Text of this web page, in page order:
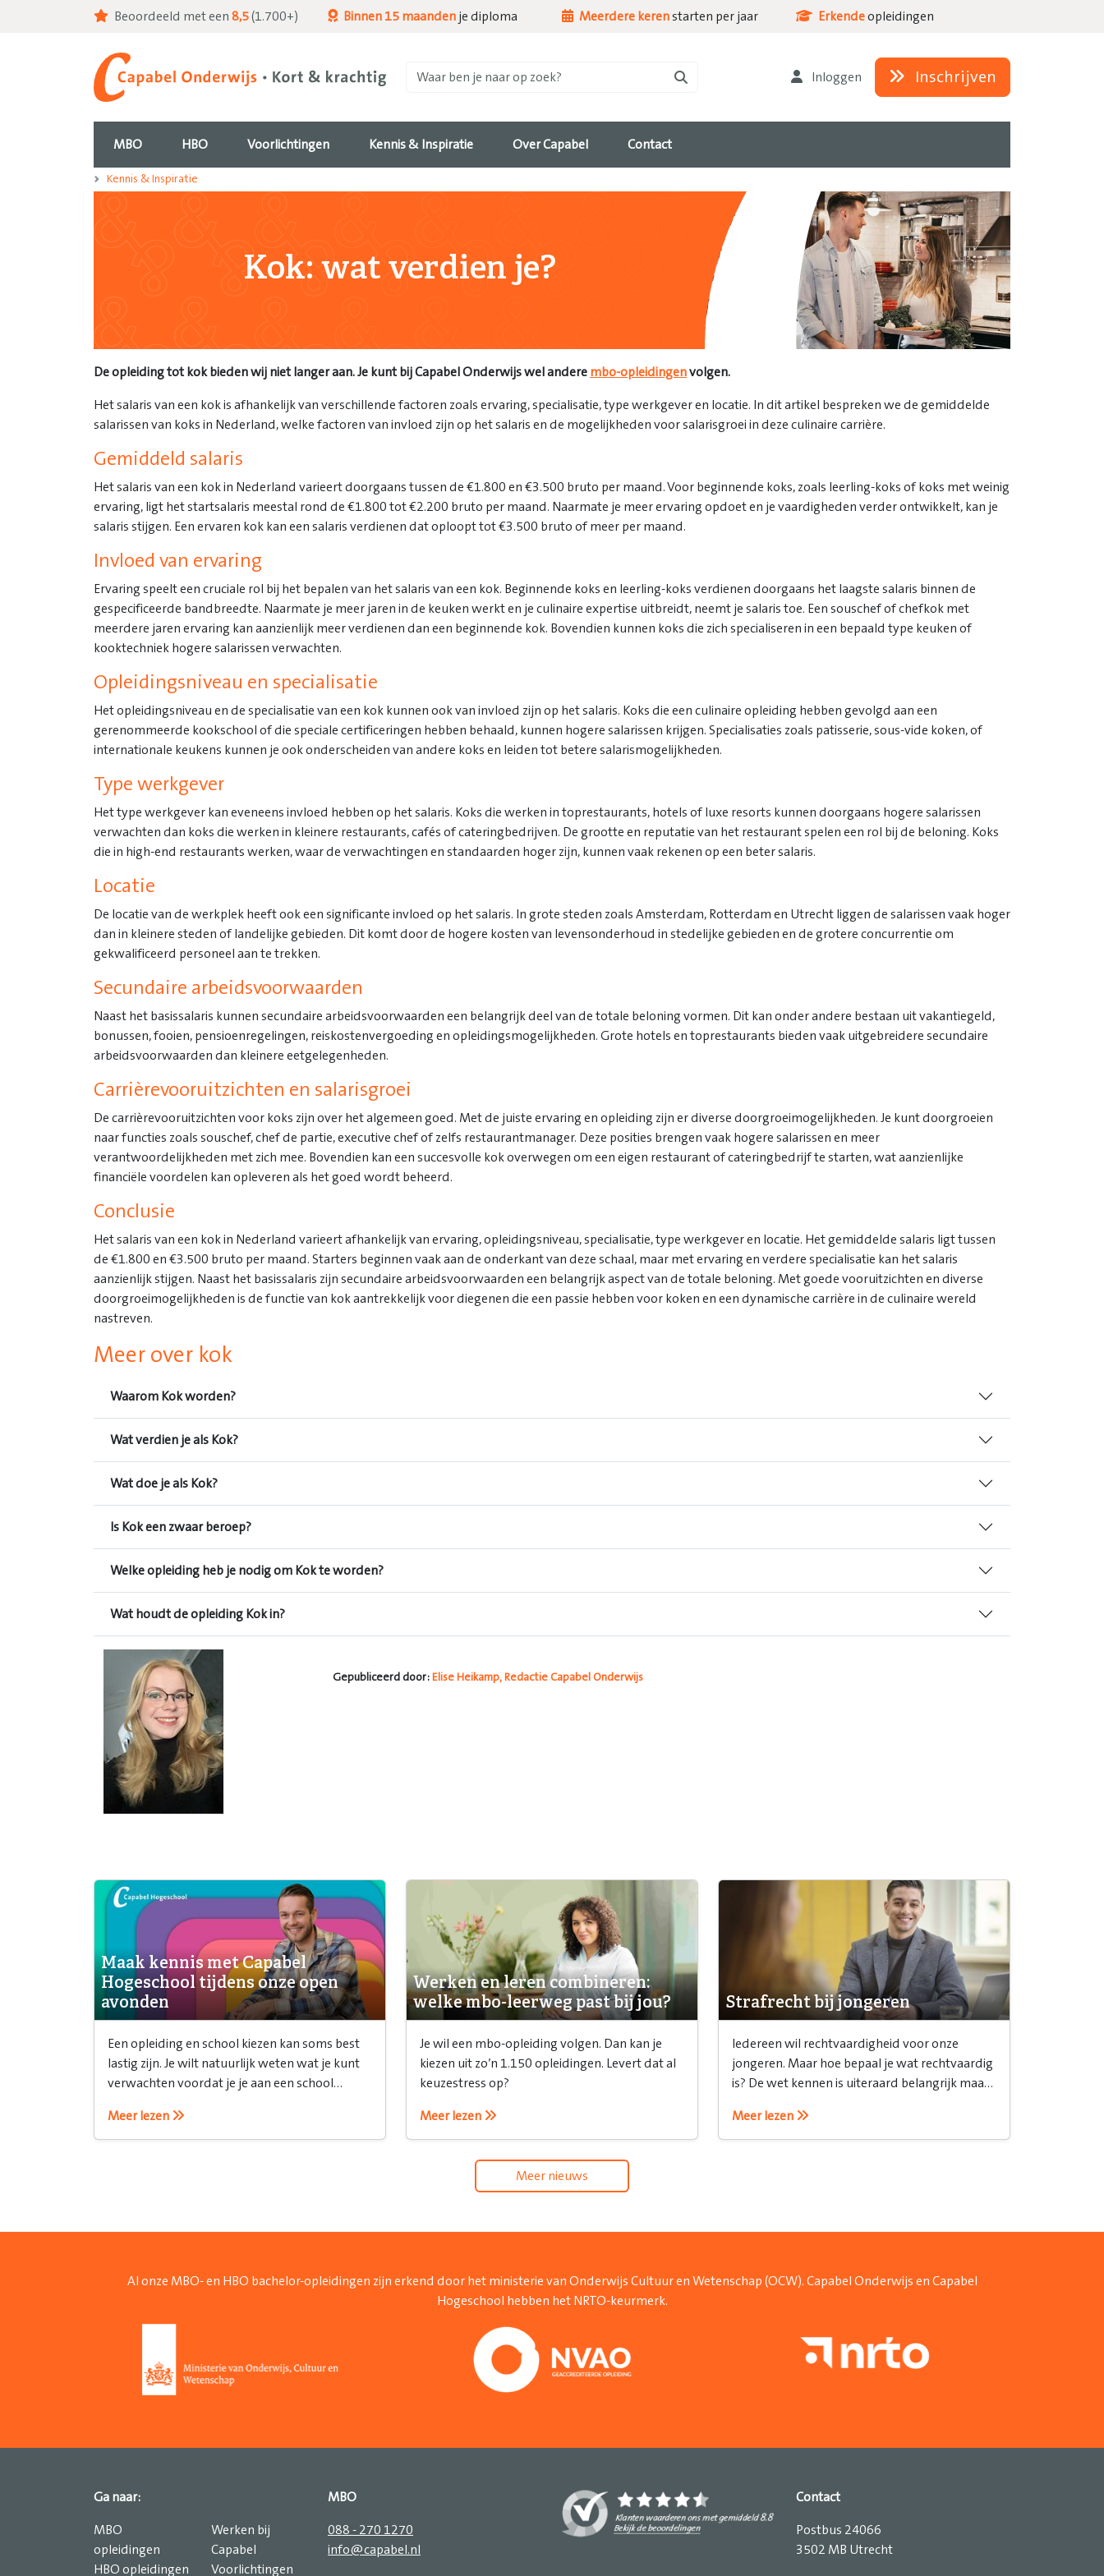
Waar ben je naar op zoek? Inloggen Inschrijven
MBO HBO Voorlichtingen Kennis & Inspiratie Over Capabel Contact
Beoordeeld met een 8,5(1.700+) Binnen 15 maanden je diploma Meerdere kerenstarten per jaar Erkendeopleidingen
Kennis & Inspiratie
Kok: wat verdien je?
De opleiding tot kok bieden wij niet langer aan. Je kunt bij Capabel Onderwijs wel andere mbo-opleidingenvolgen.
Het salaris van een kok is afhankelijk van verschillende factoren zoals ervaring, specialisatie, type werkgever en locatie. In dit artikel bespreken we de gemiddelde
salarissen van koks in Nederland, welke factoren van invloed zijn op het salaris en de mogelijkheden voor salarisgroei in deze culinaire carrière.
Gemiddeld salaris
Het salaris van een kok in Nederland varieert doorgaans tussen de €1.800 en €3.500 bruto per maand. Voor beginnende koks, zoals leerling-koks of koks met weinig
ervaring, ligt het startsalaris meestal rond de €1.800 tot €2.200 bruto per maand. Naarmate je meer ervaring opdoet en je vaardigheden verder ontwikkelt, kan je
salaris stijgen. Een ervaren kok kan een salaris verdienen dat oploopt tot €3.500 bruto of meer per maand.
Invloed van ervaring
Ervaring speelt een cruciale rol bij het bepalen van het salaris van een kok. Beginnende koks en leerling-koks verdienen doorgaans het laagste salaris binnen de
gespecificeerde bandbreedte. Naarmate je meer jaren in de keuken werkt en je culinaire expertise uitbreidt, neemt je salaris toe. Een souschef of chefkok met
meerdere jaren ervaring kan aanzienlijk meer verdienen dan een beginnende kok. Bovendien kunnen koks die zich specialiseren in een bepaald type keuken of
kooktechniek hogere salarissen verwachten.
Opleidingsniveau en specialisatie
Het opleidingsniveau en de specialisatie van een kok kunnen ook van invloed zijn op het salaris. Koks die een culinaire opleiding hebben gevolgd aan een
gerenommeerde kookschool of die speciale certificeringen hebben behaald, kunnen hogere salarissen krijgen. Specialisaties zoals patisserie, sous-vide koken, of
internationale keukens kunnen je ook onderscheiden van andere koks en leiden tot betere salarismogelijkheden.
Type werkgever
Het type werkgever kan eveneens invloed hebben op het salaris. Koks die werken in toprestaurants, hotels of luxe resorts kunnen doorgaans hogere salarissen
verwachten dan koks die werken in kleinere restaurants, cafés of cateringbedrijven. De grootte en reputatie van het restaurant spelen een rol bij de beloning. Koks
die in high-end restaurants werken, waar de verwachtingen en standaarden hoger zijn, kunnen vaak rekenen op een beter salaris.
Locatie
De locatie van de werkplek heeft ook een significante invloed op het salaris. In grote steden zoals Amsterdam, Rotterdam en Utrecht liggen de salarissen vaak hoger
dan in kleinere steden of landelijke gebieden. Dit komt door de hogere kosten van levensonderhoud in stedelijke gebieden en de grotere concurrentie om
gekwalificeerd personeel aan te trekken.
Secundaire arbeidsvoorwaarden
Naast het basissalaris kunnen secundaire arbeidsvoorwaarden een belangrijk deel van de totale beloning vormen. Dit kan onder andere bestaan uit vakantiegeld,
bonussen, fooien, pensioenregelingen, reiskostenvergoeding en opleidingsmogelijkheden. Grote hotels en toprestaurants bieden vaak uitgebreidere secundaire
arbeidsvoorwaarden dan kleinere eetgelegenheden.
Carrièrevooruitzichten en salarisgroei
De carrièrevooruitzichten voor koks zijn over het algemeen goed. Met de juiste ervaring en opleiding zijn er diverse doorgroeimogelijkheden. Je kunt doorgroeien
naar functies zoals souschef, chef de partie, executive chef of zelfs restaurantmanager. Deze posities brengen vaak hogere salarissen en meer
verantwoordelijkheden met zich mee. Bovendien kan een succesvolle kok overwegen om een eigen restaurant of cateringbedrijf te starten, wat aanzienlijke
financiële voordelen kan opleveren als het goed wordt beheerd.
Conclusie
Het salaris van een kok in Nederland varieert afhankelijk van ervaring, opleidingsniveau, specialisatie, type werkgever en locatie. Het gemiddelde salaris ligt tussen
de €1.800 en €3.500 bruto per maand. Starters beginnen vaak aan de onderkant van deze schaal, maar met ervaring en verdere specialisatie kan het salaris
aanzienlijk stijgen. Naast het basissalaris zijn secundaire arbeidsvoorwaarden een belangrijk aspect van de totale beloning. Met goede vooruitzichten en diverse
doorgroeimogelijkheden is de functie van kok aantrekkelijk voor diegenen die een passie hebben voor koken en een dynamische carrière in de culinaire wereld
nastreven.
Meer over kok
Waarom Kok worden?
Wat verdien je als Kok?
Wat doe je als Kok?
Is Kok een zwaar beroep?
Welke opleiding heb je nodig om Kok te worden?
Wat houdt de opleiding Kok in?
Gepubliceerd door: Elise Heikamp, Redactie Capabel Onderwijs
Maak kennis met Capabel
Hogeschool tijdens onze open
avonden
Een opleiding en school kiezen kan soms best
lastig zijn. Je wilt natuurlijk weten wat je kunt
verwachten voordat je je aan een school
Meer lezen
Werken en leren combineren:
welke mbo-leerweg past bij jou?
Je wil een mbo-opleiding volgen. Dan kan je
kiezen uit zo’n 1.150 opleidingen. Levert dat al
keuzestress op?
Meer lezen
Strafrecht bij jongeren
Iedereen wil rechtvaardigheid voor onze
jongeren. Maar hoe bepaal je wat rechtvaardig
is? De wet kennen is uiteraard belangrijk maar
recht inzet.
Meer lezen
Meer nieuws
Al onze MBO- en HBO bachelor-opleidingen zijn erkend door het ministerie van Onderwijs Cultuur en Wetenschap (OCW). Capabel Onderwijs en Capabel
Hogeschool hebben het NRTO-keurmerk.
Ga naar:
MBO
opleidingen
HBO opleidingen
Werken bij
Capabel
Voorlichtingen
MBO
088 - 270 1270
info@capabel.nl
Contact
Postbus 24066
3502 MB Utrecht